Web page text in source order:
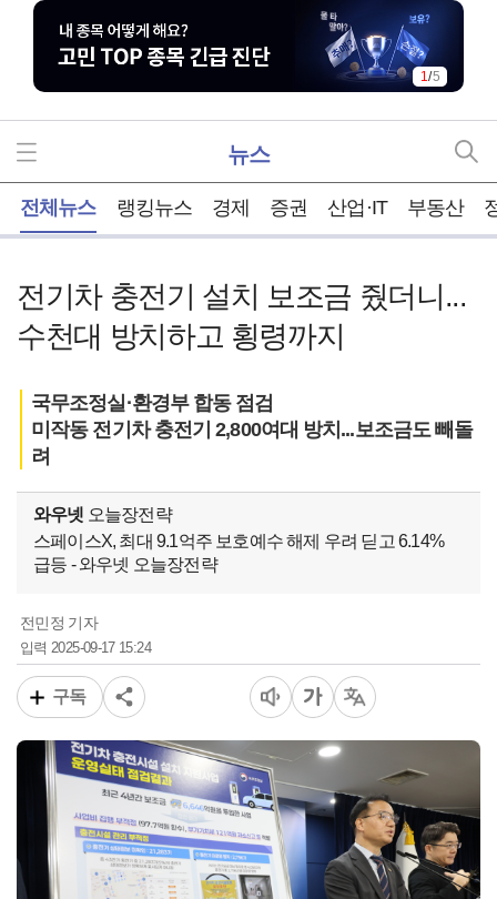
1/5
뉴스
전체뉴스 랭킹뉴스 경제 증권 산업·IT 부동산
전기차 충전기 설치 보조금 줬더니...
수천대 방치하고 횡령까지
국무조정실·환경부 합동 점검
미작동 전기차 충전기 2,800여대 방치...보조금도 빼돌
려
와우넷 오늘장전략
스페이스X, 최대 9.1억주 보호예수 해제 우려 딛고 6.14%
급등 - 와우넷 오늘장전략
전민정 기자
입력2025-09-17 15:24
구독